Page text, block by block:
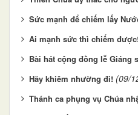
Sức mạnh để chiếm lấy
Ai mạnh sức thì chiếm
Bài hát cộng đồng lễ Giáng
Hãy khiêm nhường đi! (09/
Thánh ca phụng vụ Chúa